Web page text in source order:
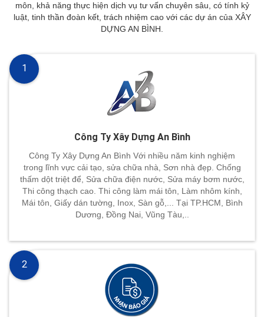
môn, khả năng thực hiện dịch vụ tư vấn chuyên sâu, có tính kỷ
luật, tinh thần đoàn kết, trách nhiệm cao với các dự án của XÂY
DỰNG AN BÌNH.
Công Ty Xây Dựng An Bình
Công Ty Xây Dựng An Bình Với nhiều năm kinh nghiệm
trong lĩnh vực cải tạo, sửa chữa nhà, Sơn nhà đẹp. Chống
thấm dột triệt để, Sửa chữa điện nước, Sửa máy bơm nước,
Thi công thạch cao. Thi công làm mái tôn, Làm nhôm kính,
Mái tôn, Giấy dán tường, Inox, Sàn gỗ,... Tại TP.HCM, Bình
Dương, Đồng Nai, Vũng Tàu,..
1
2